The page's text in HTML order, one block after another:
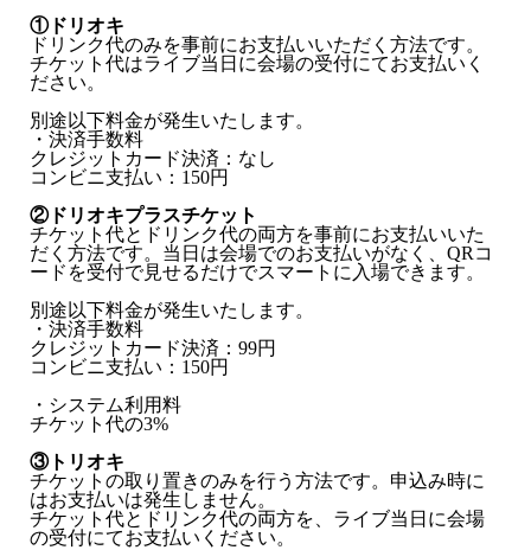
①ドリオキ
ドリンク代のみを事前にお支払いいただく方法です。
チケット代はライブ当日に会場の受付にてお支払いく
ださい。
別途以下料金が発生いたします。
・決済手数料
クレジットカード決済：なし
コンビニ支払い：150円​
②ドリオキプラスチケット
チケット代とドリンク代の両方を事前にお支払いいた
だく方法です。当日は会場でのお支払いがなく、QRコ
ードを受付で見せるだけでスマートに入場できます。
別途以下料金が発生いたします。
・決済手数料
クレジットカード決済：99円​
コンビニ支払い：150円​
・システム利用料
チケット代の3%​
③トリオキ
チケットの取り置きのみを行う方法です。申込み時に
はお支払いは発生しません。
チケット代とドリンク代の両方を、ライブ当日に会場
の受付にてお支払いください。